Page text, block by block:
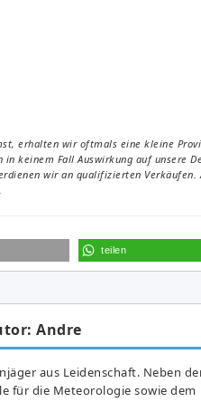
erhalten wir oftmals eine kleine
keinem Fall Auswirkung auf unsere
wir an qualifizierten Verkäufen.
teilen
Andre
aus Leidenschaft. Neben
für die Meteorologie sowie dem